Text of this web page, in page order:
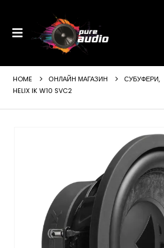
HOME ОНЛАЙН МАГАЗИН СУБУФЕРИ,
HELIX IK W10 SVC2